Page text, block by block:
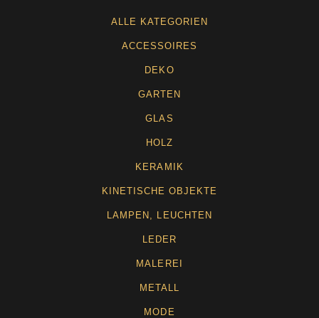
ALLE KATEGORIEN
ACCESSOIRES
DEKO
GARTEN
GLAS
HOLZ
KERAMIK
KINETISCHE OBJEKTE
LAMPEN, LEUCHTEN
LEDER
MALEREI
METALL
MODE